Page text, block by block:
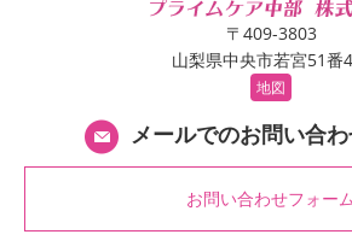
〒409-3803
山梨県中央市若宮51番
地図
メールでのお問い合
お問い合わせフォー